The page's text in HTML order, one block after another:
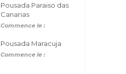
Pousada Paraiso das
Canarias
Commence le :
Pousada Maracuja
Commence le :